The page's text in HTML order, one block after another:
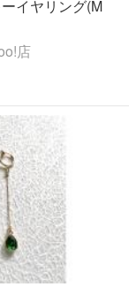
イヤリング(M
店